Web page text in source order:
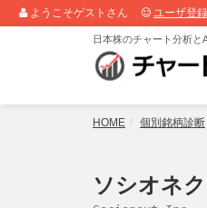
ようこそゲストさん ユーザ登録
日本株のチャート分析と
HOME 個別銘柄診断
ソシオネ